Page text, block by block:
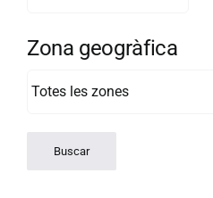
Zona geogràfica